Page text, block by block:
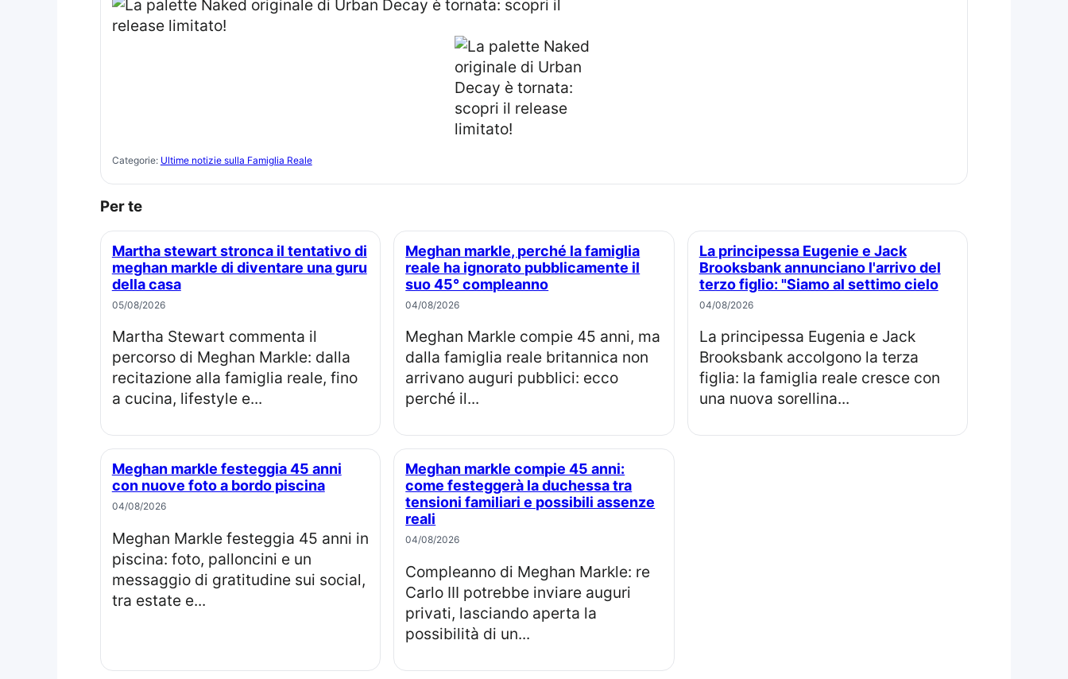
Categorie: Ultime notizie sulla Famiglia Reale
Per te
Martha stewart stronca il tentativo di
meghan markle di diventare una guru
della casa
05/08/2026
Martha Stewart commenta il
percorso di Meghan Markle: dalla
recitazione alla famiglia reale, fino
a cucina, lifestyle e...
Meghan markle, perché la famiglia
reale ha ignorato pubblicamente il
suo 45° compleanno
04/08/2026
Meghan Markle compie 45 anni, ma
dalla famiglia reale britannica non
arrivano auguri pubblici: ecco
perché il...
La principessa Eugenie e Jack
Brooksbank annunciano l'arrivo del
terzo figlio: "Siamo al settimo cielo
04/08/2026
La principessa Eugenia e Jack
Brooksbank accolgono la terza
figlia: la famiglia reale cresce con
una nuova sorellina...
Meghan markle festeggia 45 anni
con nuove foto a bordo piscina
04/08/2026
Meghan Markle festeggia 45 anni in
piscina: foto, palloncini e un
messaggio di gratitudine sui social,
tra estate e...
Meghan markle compie 45 anni:
come festeggerà la duchessa tra
tensioni familiari e possibili assenze
reali
04/08/2026
Compleanno di Meghan Markle: re
Carlo III potrebbe inviare auguri
privati, lasciando aperta la
possibilità di un...